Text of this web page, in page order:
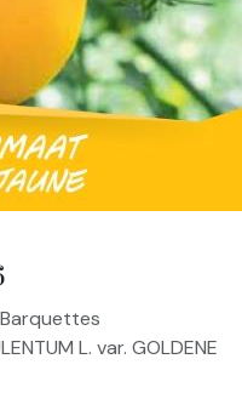
L. var. GOLDENE